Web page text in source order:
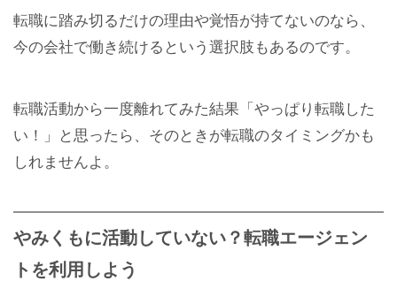
転職に踏み切るだけの理由や覚悟が持てないのなら、
今の会社で働き続けるという選択肢もあるのです。
転職活動から一度離れてみた結果「やっぱり転職した
い！」と思ったら、そのときが転職のタイミングかも
しれませんよ。
やみくもに活動していない？転職エージェン
トを利用しよう